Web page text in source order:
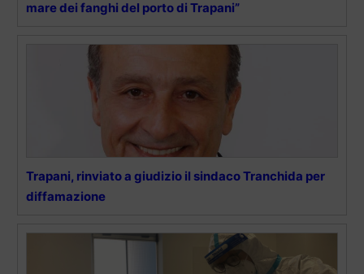
mare dei fanghi del porto di Trapani”
Trapani, rinviato a giudizio il sindaco Tranchida per
diffamazione